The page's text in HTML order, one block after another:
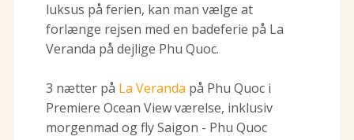
luksus på ferien, kan man vælge at
forlænge rejsen med en badeferie på La
Veranda på dejlige Phu Quoc.
3 nætter på La Veranda på Phu Quoc i
Premiere Ocean View værelse, inklusiv
morgenmad og fly Saigon - Phu Quoc